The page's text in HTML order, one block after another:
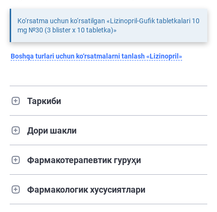
Ko‘rsatma uchun ko‘rsatilgan «Lizinopril-Gufik tabletkalari 10
mg №30 (3 blister х 10 tabletka)»
Boshqa turlari uchun ko‘rsatmalarni tanlash «Lizinopril»
Таркиби
Дори шакли
Фармакотерапевтик гуруҳи
Фармакологик хусусиятлари